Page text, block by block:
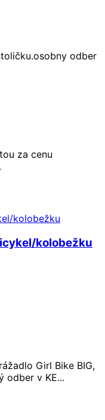
odber
za cenu
kolobežku
Girl Bike BIG,
odber v KE...